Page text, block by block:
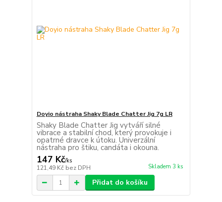
Doyio nástraha Shaky Blade Chatter Jig 7g LR
Shaky Blade Chatter Jig vytváří silné
vibrace a stabilní chod, který provokuje i
opatrné dravce k útoku. Univerzální
nástraha pro štiku, candáta i okouna.
147 Kč/ks
121,49 Kč bez DPH Skladem 3 ks
Přidat do košíku